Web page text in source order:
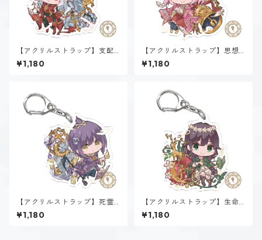
【アクリルストラップ】支配
魔法α~Dominion~
¥1,180
【アクリルストラップ】思想
魔法α~Psyche~
¥1,180
【アクリルストラップ】死霊
魔法α~Necromancy~
¥1,180
【アクリルストラップ】生命
魔法β~Vitality~
¥1,180